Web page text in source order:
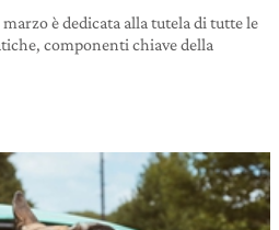
è dedicata alla tutela di tutte le
componenti chiave della